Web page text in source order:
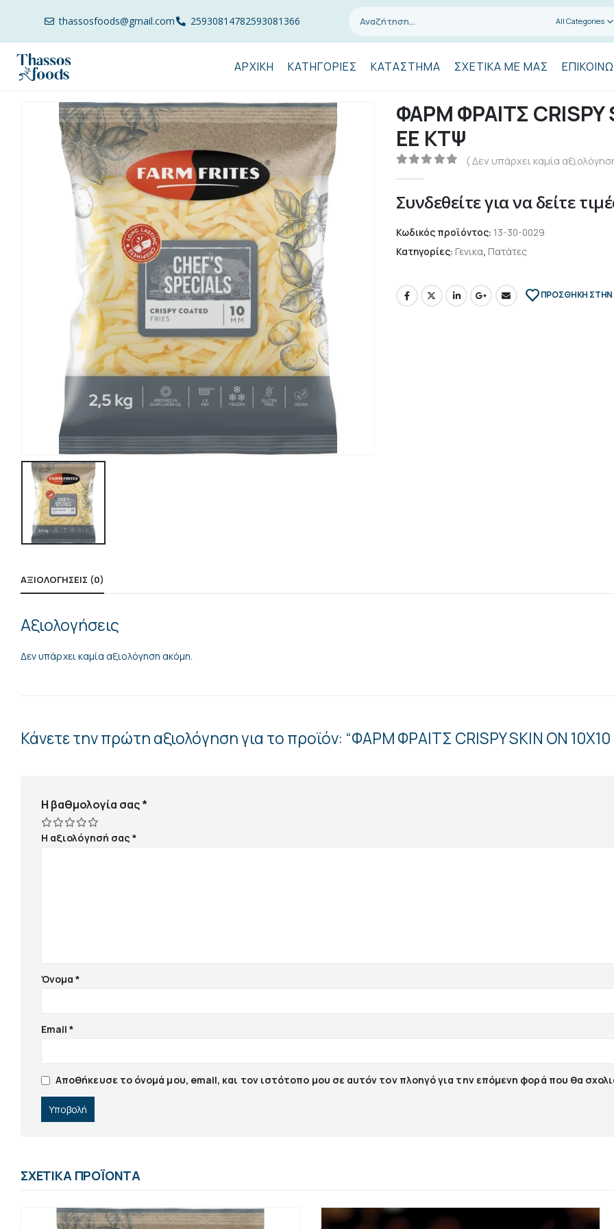
thassosfoods@gmail.com 25930814782593081366 All Categories
ΑΡΧΙΚΉ ΚΑΤΗΓΟΡΊΕΣ ΚΑΤΆΣΤΗΜΑ ΣΧΕΤΙΚΆ ΜΕ ΜΑΣ
ΦΑΡΜ ΦΡΑΙΤΣ CRISPY
ΕΕ ΚΤΨ
( Δεν υπάρχει καμία
Συνδεθείτε για να δείτε
Κωδικός προϊόντος: 13-30-0029
Κατηγορίες: Γενικα, Πατάτες
ΠΡΌΣΘΉΚΗ ΣΤΗΝ
ΑΞΙΟΛΟΓΉΣΕΙΣ (0)
Αξιολογήσεις
Δεν υπάρχει καμία αξιολόγηση ακόμη.
Κάνετε την πρώτη αξιολόγηση για το προϊόν: “ΦΑΡΜ ΦΡΑΙΤΣ CRISPY SKIN ON
Η βαθμολογία σας*
Η αξιολόγησή σας*
Όνομα*
Email*
Αποθήκευσε το όνομά μου, email, και τον ιστότοπο μου σε αυτόν τον πλοηγό για την επόμενη φορά που θα
ΣΧΕΤΙΚΆ ΠΡΟΪΌΝΤΑ